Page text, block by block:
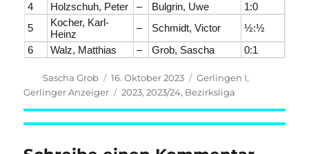
4
Holzschuh, Peter – Bulgrin, Uwe
1:0
5
Kocher, Karl-
Heinz
– Schmidt, Victor
½:½
6
Walz, Matthias – Grob, Sascha 0:1
Autor
Sascha Grob
Veröffentlicht
am
16. Oktober 2023 Kategorien
Gerlingen I,
Gerlinger Anzeiger
Schlagwörter
2023,2023/24, Bezirksliga